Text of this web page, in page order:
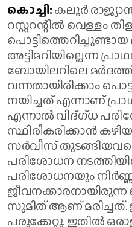
കൊച്ചി:കലൂര്‍
റസ്റ്ററന്റില്‍ വെള്ളം
അട്ടിമറിയില്ലെന്ന
ബോയിലറിലെ
വന്നതായിരിക്കാം
നയിച്ചത് എന്നാണ്
എന്നാല്‍ വിദ്ഗ്ധ
സ്ഥിരീകരിക്കാന്‍
സര്‍വീസ്
പരിശോധന
പരിശോധനയും
സുമിത് ആണ് മരിച്ചത്.
പരുക്കേറ്റു. ഇതില്‍